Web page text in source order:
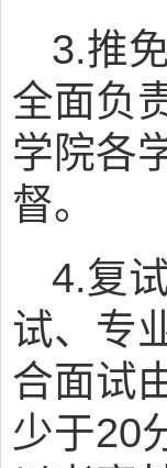
3.推
全面负
学院各
督。
4.复
试、专
合面试
少于20